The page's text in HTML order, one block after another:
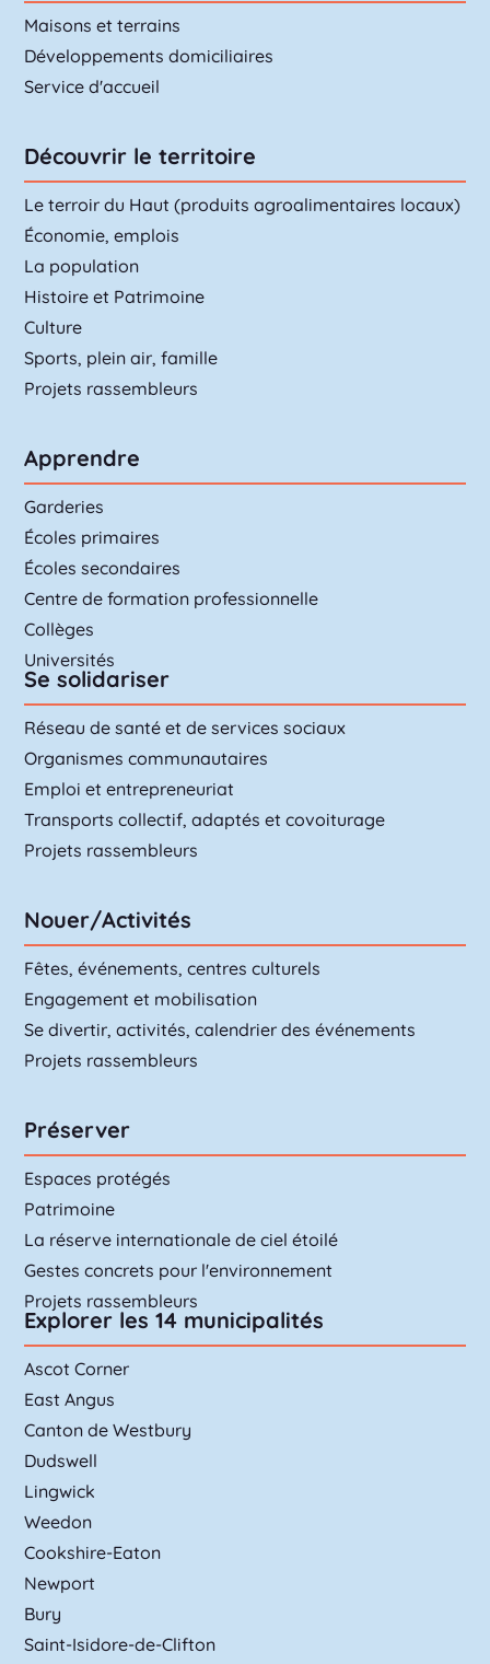
Maisons et terrains
Développements domiciliaires
Service d'accueil
Découvrir le territoire
Le terroir du Haut (produits agroalimentaires locaux)
Économie, emplois
La population
Histoire et Patrimoine
Culture
Sports, plein air, famille
Projets rassembleurs
Apprendre
Garderies
Écoles primaires
Écoles secondaires
Centre de formation professionnelle
Collèges
Universités
Se solidariser
Réseau de santé et de services sociaux
Organismes communautaires
Emploi et entrepreneuriat
Transports collectif, adaptés et covoiturage
Projets rassembleurs
Nouer/Activités
Fêtes, événements, centres culturels
Engagement et mobilisation
Se divertir, activités, calendrier des événements
Projets rassembleurs
Préserver
Espaces protégés
Patrimoine
La réserve internationale de ciel étoilé
Gestes concrets pour l'environnement
Projets rassembleurs
Explorer les 14 municipalités
Ascot Corner
East Angus
Canton de Westbury
Dudswell
Lingwick
Weedon
Cookshire-Eaton
Newport
Bury
Saint-Isidore-de-Clifton